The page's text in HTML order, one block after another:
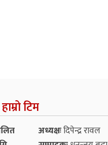
हाम्रो टिम
अध्यक्षःदिपेन्द्र रावल